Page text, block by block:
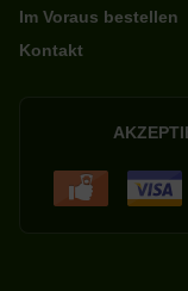
Im Voraus bestellen
Kontakt